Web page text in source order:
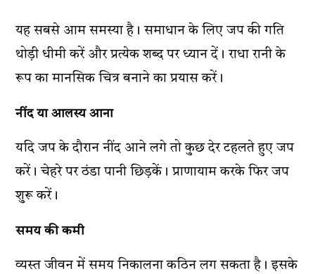
यह सबसे आम समस्या है। समाधान के लिए जप की गति
थोड़ी धीमी करें और प्रत्येक शब्द पर ध्यान दें। राधा रानी के
रूप का मानसिक चित्र बनाने का प्रयास करें।
नींद या आलस्य आना
यदि जप के दौरान नींद आने लगे तो कुछ देर टहलते हुए जप
करें। चेहरे पर ठंडा पानी छिड़कें। प्राणायाम करके फिर जप
शुरू करें।
समय की कमी
व्यस्त जीवन में समय निकालना कठिन लग सकता है। इसके